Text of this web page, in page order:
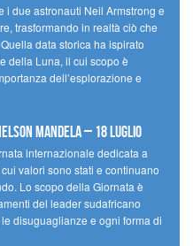
i due astronauti Neil Armstrong e
trasformando in realtà ciò che
data storica ha ispirato
della Luna, il cui scopo è
dell’esplorazione e
Mandela – 18 luglio
internazionale dedicata a
valori sono stati e continuano
Lo scopo della Giornata è
del leader sudafricano
disuguaglianze e ogni forma di